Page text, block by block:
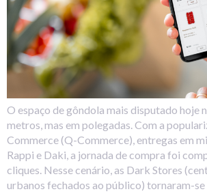
O espaço de gôndola mais disputado hoje
metros, mas em polegadas. Com a
Commerce (Q-Commerce), entregas em
Rappi e Daki, a jornada de compra foi
cliques. Nesse cenário, as Dark Stores
urbanos fechados ao público) tornaram-